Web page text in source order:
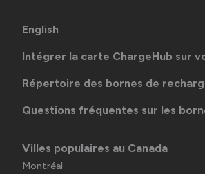
English
Intégrer la carte ChargeHub sur
Répertoire des bornes de
Questions fréquentes sur les
Villes populaires au Canada
Montréal